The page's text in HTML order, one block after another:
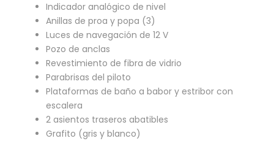
Indicador analógico de nivel
Anillas de proa y popa (3)
Luces de navegación de 12 V
Pozo de anclas
Revestimiento de fibra de vidrio
Parabrisas del piloto
Plataformas de baño a babor y estribor con
escalera
2 asientos traseros abatibles
Grafito (gris y blanco)